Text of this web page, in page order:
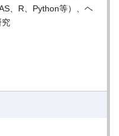
、R、Python等）、ヘ
究